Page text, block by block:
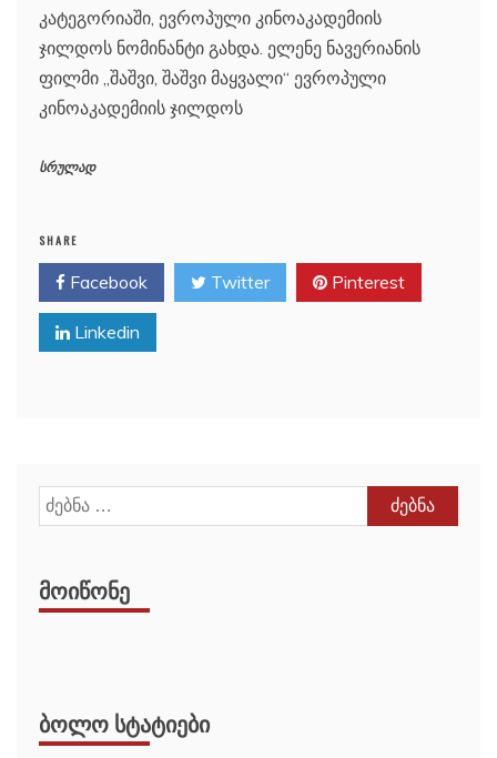
კატეგორიაში, ევროპული კინოაკადემიის
ჯილდოს ნომინანტი გახდა. ელენე ნავერიანის
ფილმი „შაშვი, შაშვი მაყვალი“ ევროპული
კინოაკადემიის ჯილდოს
სრულად
SHARE
Facebook Twitter Pinterest
Linkedin
ძებნა:
ᲛᲝᲘᲬᲝᲜᲔ
ᲑᲝᲚᲝ ᲡᲢᲐᲢᲘᲔᲑᲘ